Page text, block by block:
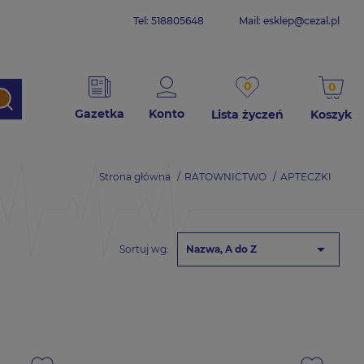
Tel: 518805648 Mail: esklep@cezal.pl
Gazetka Konto
0
Lista życzeń
0
Koszyk
Strona główna RATOWNICTWO APTECZKI
Sortuj wg: Nazwa, A do Z 